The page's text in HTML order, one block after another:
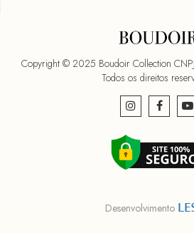
Copyright © 2025 Boudoir Collection
Todos os direitos
Desenvolvimento